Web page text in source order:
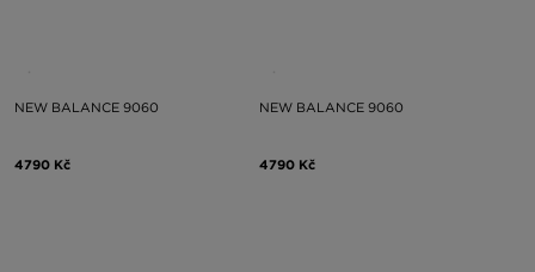
NEW BALANCE 9060
4790 Kč
NEW BALANCE 9060
4790 Kč